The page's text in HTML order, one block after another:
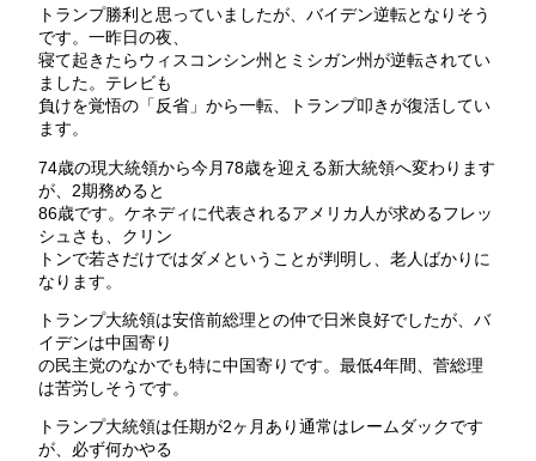
トランプ勝利と思っていましたが、バイデン逆転となりそう
です。一昨日の夜、
寝て起きたらウィスコンシン州とミシガン州が逆転されてい
ました。テレビも
負けを覚悟の「反省」から一転、トランプ叩きが復活してい
ます。
74歳の現大統領から今月78歳を迎える新大統領へ変わります
が、2期務めると
86歳です。ケネディに代表されるアメリカ人が求めるフレッ
シュさも、クリン
トンで若さだけではダメということが判明し、老人ばかりに
なります。
トランプ大統領は安倍前総理との仲で日米良好でしたが、バ
イデンは中国寄り
の民主党のなかでも特に中国寄りです。最低4年間、菅総理
は苦労しそうです。
トランプ大統領は任期が2ヶ月あり通常はレームダックです
が、必ず何かやる